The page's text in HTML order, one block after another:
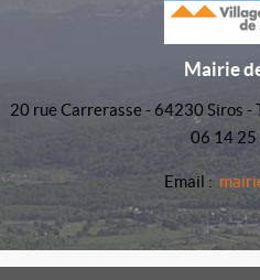
Mairie
20 rue Carrerasse - 64230 Siros -
06 14 25
Email :